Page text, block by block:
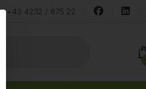
+43 4232 / 875 22
Button wird der Dialog